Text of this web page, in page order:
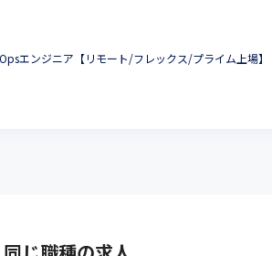
エンジニア【リモート/フレックス/プライム上場】